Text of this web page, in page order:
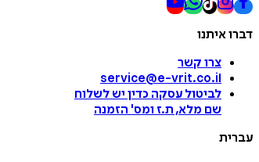
דברו איתנו
צרו קשר
service@e-vrit.co.il
לביטול עסקה כדין יש לשלוח
שם מלא, ת.ז ומס' הזמנה
עברית